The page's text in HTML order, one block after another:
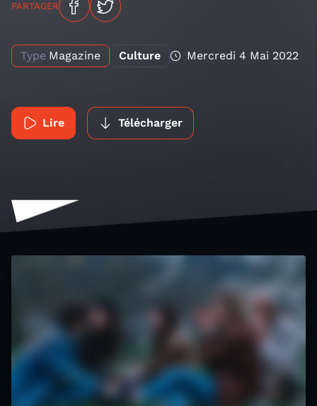
PARTAGER
Type Magazine Culture Mercredi 4 Mai 2022
Lire Télécharger